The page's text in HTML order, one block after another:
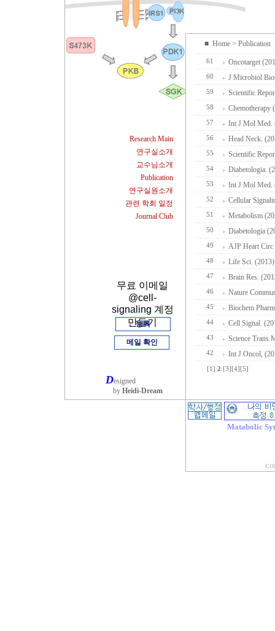
Research Main
연구실소개
교수님소개
Publication
연구실원소개
관련 학회 일정
Journal Club
무료 이메일
@cell-
signaling 계정
만들기
등록
메일 확인
Designed
by Heidi-Dream
■ Home > Publication
61 Oncotarget
60 J Microbiol
59 Scientific
58 Chemotherapy
57 Int J Mol Med.
56 Head Neck.
55 Scientific
54 Diabetologia.
53 Int J Mol Med.
52 Cellular
51 Metabolism
50 Diabetologia
49 AJP Heart
48 Life Sci.
47 Brain Res.
46 Nature
45 Biochem
44 Cell Signal.
43 Science Trans
42 Int J Oncol,
[1] 2 [3] [4] [5]
Matabolic